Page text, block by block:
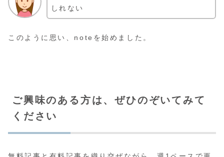
しれない
このように思い、noteを始めました。
ご興味のある方は、ぜひのぞいてみて
ください